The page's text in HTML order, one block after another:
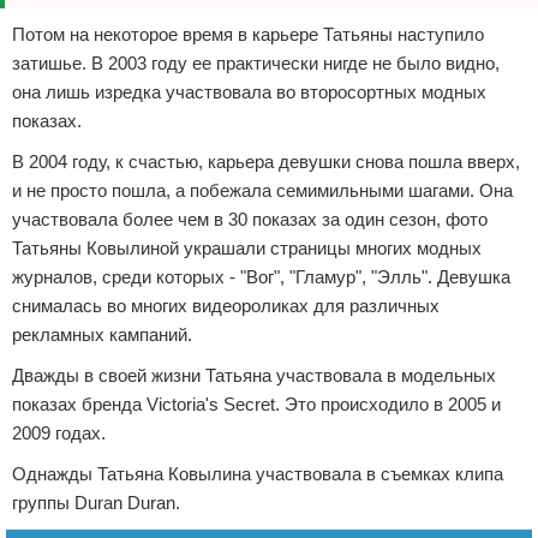
Потом на некоторое время в карьере Татьяны наступило
затишье. В 2003 году ее практически нигде не было видно,
она лишь изредка участвовала во второсортных модных
показах.
В 2004 году, к счастью, карьера девушки снова пошла вверх,
и не просто пошла, а побежала семимильными шагами. Она
участвовала более чем в 30 показах за один сезон, фото
Татьяны Ковылиной украшали страницы многих модных
журналов, среди которых - "Вог", "Гламур", "Элль". Девушка
снималась во многих видеороликах для различных
рекламных кампаний.
Дважды в своей жизни Татьяна участвовала в модельных
показах бренда Victoria's Secret. Это происходило в 2005 и
2009 годах.
Однажды Татьяна Ковылина участвовала в съемках клипа
группы Duran Duran.